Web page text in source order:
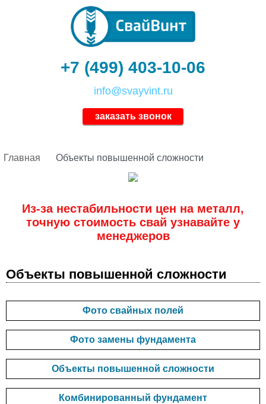
+7 (499) 403-10-06
info@svayvint.ru
заказать звонок
Главная Объекты повышенной сложности
Из-за нестабильности цен на металл,
точную стоимость свай узнавайте у
менеджеров
Объекты повышенной сложности
Фото свайных полей
Фото замены фундамента
Объекты повышенной сложности
Комбинированный фундамент